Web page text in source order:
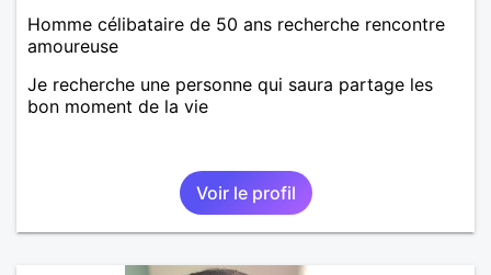
Homme célibataire de 50 ans recherche rencontre
amoureuse
Je recherche une personne qui saura partage les
bon moment de la vie
Voir le profil